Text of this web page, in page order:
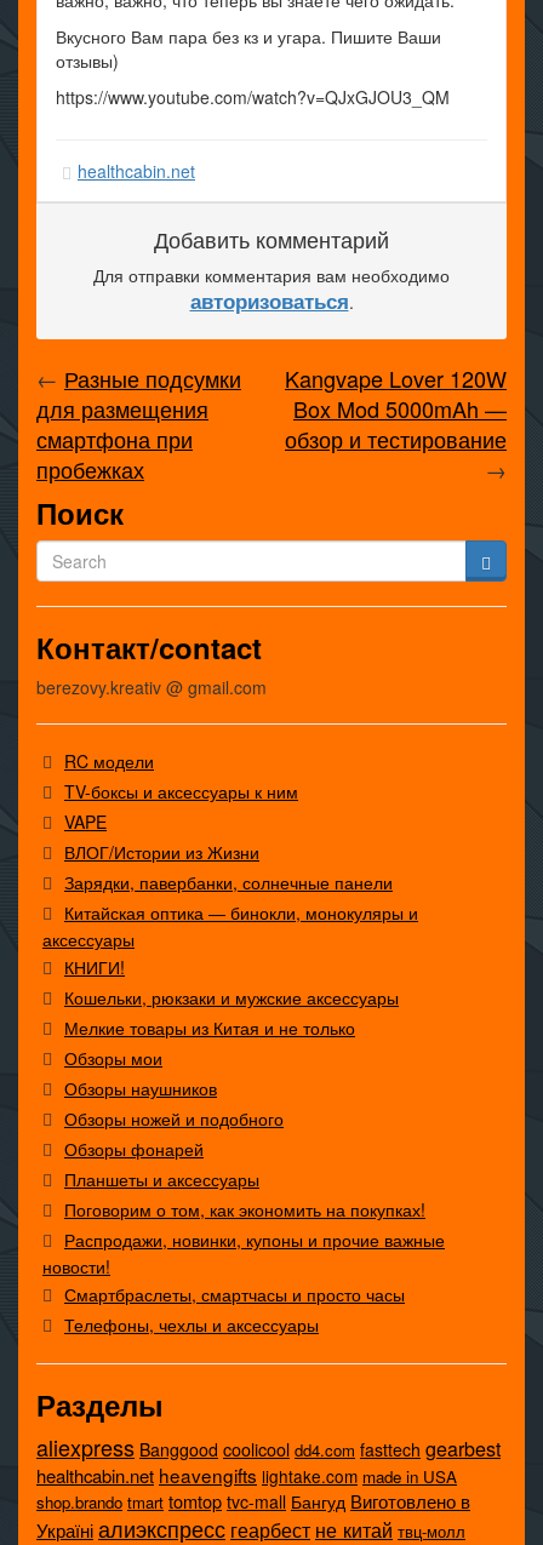
Вкусного Вам пара без кз и угара. Пишите Ваши
отзывы)
https://www.youtube.com/watch?v=QJxGJOU3_QM
healthcabin.net
Добавить комментарий
Для отправки комментария вам необходимо
авторизоваться.
← Разные подсумки
для размещения
смартфона при
пробежках
Kangvape Lover 120W
Box Mod 5000mAh —
обзор и тестирование
→
Поиск
Контакт/contact
berezovy.kreativ @ gmail.com
RC модели
TV-боксы и аксессуары к ним
VAPE
ВЛОГ/Истории из Жизни
Зарядки, павербанки, солнечные панели
Китайская оптика — бинокли, монокуляры и
аксессуары
КНИГИ!
Кошельки, рюкзаки и мужские аксессуары
Мелкие товары из Китая и не только
Обзоры мои
Обзоры наушников
Обзоры ножей и подобного
Обзоры фонарей
Планшеты и аксессуары
Поговорим о том, как экономить на покупках!
Распродажи, новинки, купоны и прочие важные
новости!
Смартбраслеты, смартчасы и просто часы
Телефоны, чехлы и аксессуары
Разделы
aliexpress Banggood coolicool dd4.com fasttech gearbest
healthcabin.net heavengifts lightake.com made in USA
shop.brando tmart tomtop tvc-mall Бангуд Виготовлено в
Україніалиэкспресс геарбест не китай твц-молл